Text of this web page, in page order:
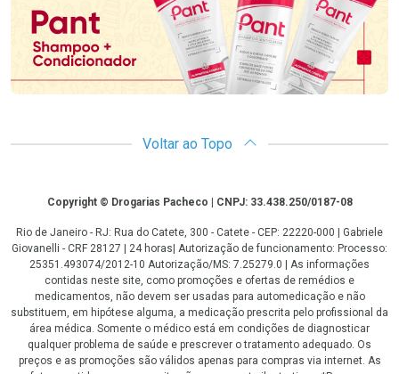
Voltar ao Topo
CopyrightCopyright © Drogarias Pacheco | CNPJ: 33.438.250/0187-08
Rio de Janeiro - RJ: Rua do Catete, 300 - Catete - CEP: 22220-000 | Gabriele
Giovanelli - CRF 28127 | 24 horas| Autorização de funcionamento: Processo:
25351.493074/2012-10 Autorização/MS: 7.25279.0 | As informações
contidas neste site, como promoções e ofertas de remédios e
medicamentos, não devem ser usadas para automedicação e não
substituem, em hipótese alguma, a medicação prescrita pelo profissional da
área médica. Somente o médico está em condições de diagnosticar
qualquer problema de saúde e prescrever o tratamento adequado. Os
preços e as promoções são válidos apenas para compras via internet. As